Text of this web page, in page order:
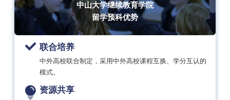
中山大学继续教育学院
留学预科优势
联合培养
中外高校联合制定，采用中外高校课程互换、学分互认的
模式。
资源共享